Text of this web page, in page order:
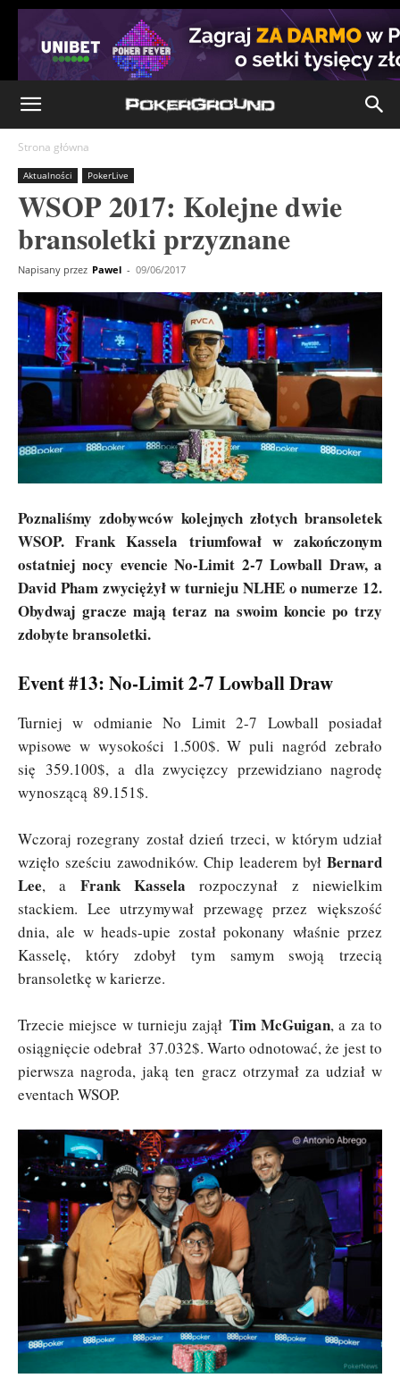
Strona główna
Aktualności PokerLive
WSOP 2017: Kolejne dwie
bransoletki przyznane
Napisany przez Pawel - 09/06/2017
Poznaliśmy zdobywców kolejnych złotych bransoletek
WSOP. Frank Kassela triumfował w zakończonym
ostatniej nocy evencie No-Limit 2-7 Lowball Draw, a
David Pham zwyciężył w turnieju NLHE o numerze 12.
Obydwaj gracze mają teraz na swoim koncie po trzy
zdobyte bransoletki.
Event #13: No-Limit 2-7 Lowball Draw
Turniej w odmianie No Limit 2-7 Lowball posiadał
wpisowe w wysokości 1.500$. W puli nagród zebrało
się 359.100$, a dla zwycięzcy przewidziano nagrodę
wynoszącą 89.151$.
Wczoraj rozegrany został dzień trzeci, w którym udział
wzięło sześciu zawodników. Chip leaderem był Bernard
Lee, a Frank Kassela rozpoczynał z niewielkim
stackiem. Lee utrzymywał przewagę przez większość
dnia, ale w heads-upie został pokonany właśnie przez
Kasselę, który zdobył tym samym swoją trzecią
bransoletkę w karierze.
Trzecie miejsce w turnieju zajął Tim McGuigan, a za to
osiągnięcie odebrał 37.032$. Warto odnotować, że jest to
pierwsza nagroda, jaką ten gracz otrzymał za udział w
eventach WSOP.